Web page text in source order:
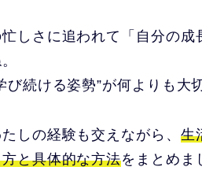
しさに追われて「自分の成
び続ける姿勢”が何よりも大
しの経験も交えながら、 生
と具体的な方法をまとめま